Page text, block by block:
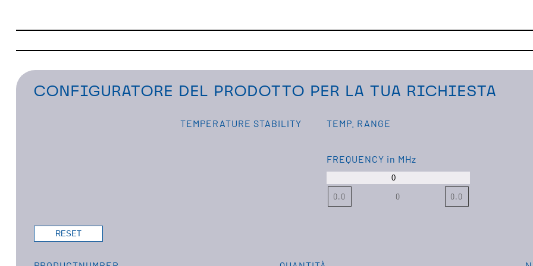
CONFIGURATORE DEL PRODOTTO PER LA TUA RICHIESTA
TEMPERATURE STABILITY TEMP. RANGE
FREQUENCY in MHz
0.0 0 0.0